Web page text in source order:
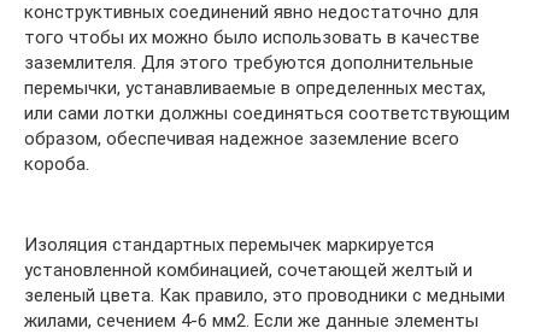
конструктивных соединений явно недостаточно для
того чтобы их можно было использовать в качестве
заземлителя. Для этого требуются дополнительные
перемычки, устанавливаемые в определенных местах,
или сами лотки должны соединяться соответствующим
образом, обеспечивая надежное заземление всего
короба.
Изоляция стандартных перемычек маркируется
установленной комбинацией, сочетающей желтый и
зеленый цвета. Как правило, это проводники с медными
жилами, сечением 4-6 мм2. Если же данные элементы